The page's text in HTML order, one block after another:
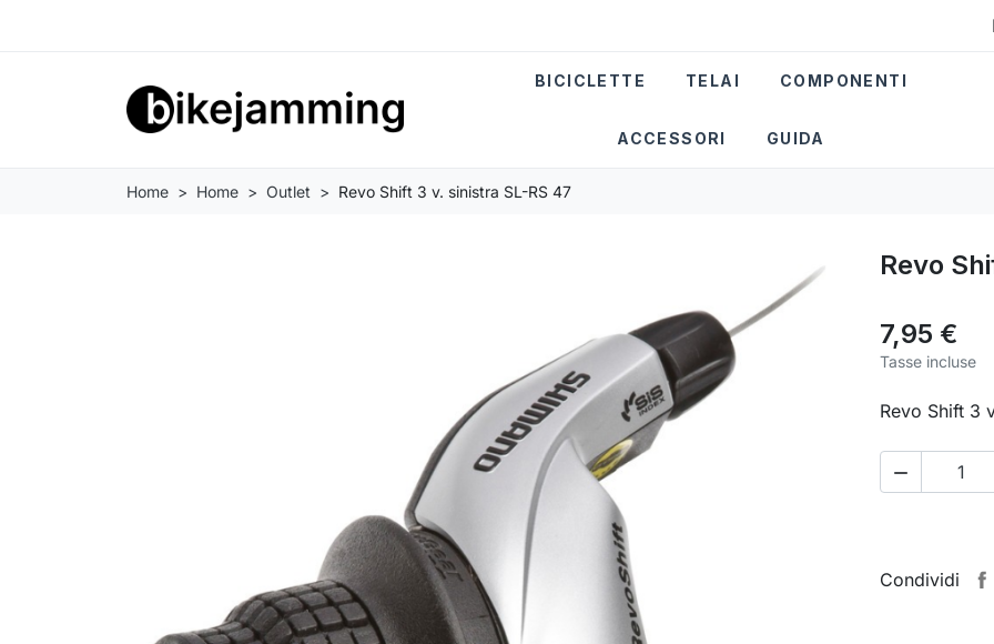
BICICLETTE TELAI COMPONENTI
ACCESSORI GUIDA
Home Home Outlet Revo Shift 3 v. sinistra SL-RS 47
Revo
7,95 €
Tasse incluse
Revo Shift 3

Condividi